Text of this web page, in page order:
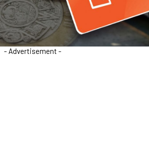
- Advertisement -